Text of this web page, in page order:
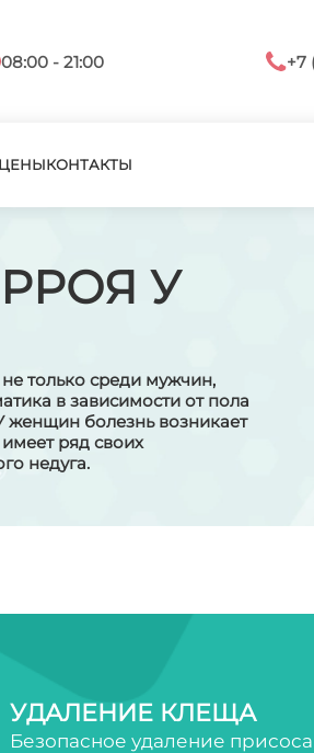
08:00 - 21:00 +7
ЦЕНЫКОНТАКТЫ
У
только среди мужчин,
в зависимости от пола
женщин болезнь возникает
имеет ряд своих
недуга.
УДАЛЕНИЕ КЛЕЩА
Безопасное удаление